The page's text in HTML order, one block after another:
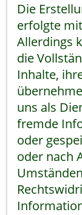
Die
erfolgte
Allerdings
die
Inhalte,
uns als
fremde
oder
oder nach